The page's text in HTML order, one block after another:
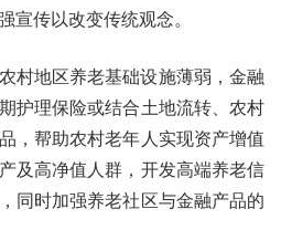
宣传以改变传统观念。
村地区养老基础设施薄弱，金融
护理保险或结合土地流转、农村
，帮助农村老年人实现资产增值
及高净值人群，开发高端养老信
同时加强养老社区与金融产品的